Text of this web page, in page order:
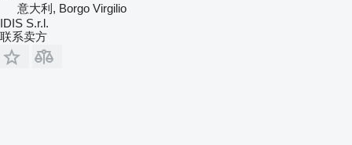
意大利, Borgo Virgilio
IDIS S.r.l.
联系卖方